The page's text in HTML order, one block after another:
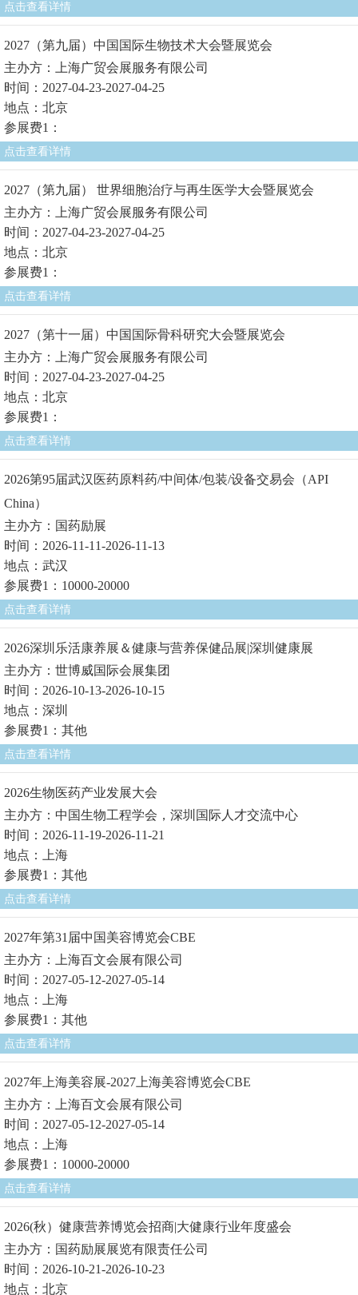
点击查看详情
2027（第九届）中国国际生物技术大会暨展览会
主办方：上海广贸会展服务有限公司
时间：2027-04-23-2027-04-25
地点：北京
参展费1：
点击查看详情
2027（第九届） 世界细胞治疗与再生医学大会暨展览会
主办方：上海广贸会展服务有限公司
时间：2027-04-23-2027-04-25
地点：北京
参展费1：
点击查看详情
2027（第十一届）中国国际骨科研究大会暨展览会
主办方：上海广贸会展服务有限公司
时间：2027-04-23-2027-04-25
地点：北京
参展费1：
点击查看详情
2026第95届武汉医药原料药/中间体/包装/设备交易会（API
China）
主办方：国药励展
时间：2026-11-11-2026-11-13
地点：武汉
参展费1：10000-20000
点击查看详情
2026深圳乐活康养展＆健康与营养保健品展|深圳健康展
主办方：世博威国际会展集团
时间：2026-10-13-2026-10-15
地点：深圳
参展费1：其他
点击查看详情
2026生物医药产业发展大会
主办方：中国生物工程学会，深圳国际人才交流中心
时间：2026-11-19-2026-11-21
地点：上海
参展费1：其他
点击查看详情
2027年第31届中国美容博览会CBE
主办方：上海百文会展有限公司
时间：2027-05-12-2027-05-14
地点：上海
参展费1：其他
点击查看详情
2027年上海美容展-2027上海美容博览会CBE
主办方：上海百文会展有限公司
时间：2027-05-12-2027-05-14
地点：上海
参展费1：10000-20000
点击查看详情
2026(秋）健康营养博览会招商|大健康行业年度盛会
主办方：国药励展展览有限责任公司
时间：2026-10-21-2026-10-23
地点：北京